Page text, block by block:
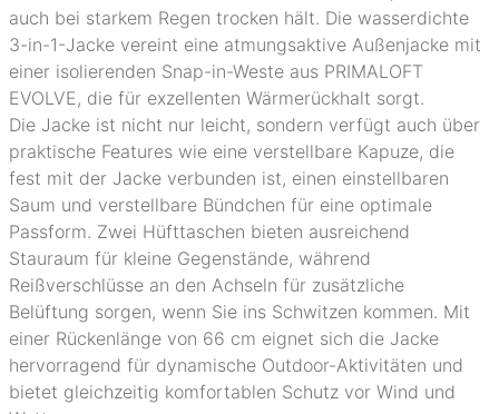
auch bei starkem Regen trocken hält. Die wasserdichte
3-in-1-Jacke vereint eine atmungsaktive Außenjacke mit
einer isolierenden Snap-in-Weste aus PRIMALOFT
EVOLVE, die für exzellenten Wärmerückhalt sorgt.
Die Jacke ist nicht nur leicht, sondern verfügt auch über
praktische Features wie eine verstellbare Kapuze, die
fest mit der Jacke verbunden ist, einen einstellbaren
Saum und verstellbare Bündchen für eine optimale
Passform. Zwei Hüfttaschen bieten ausreichend
Stauraum für kleine Gegenstände, während
Reißverschlüsse an den Achseln für zusätzliche
Belüftung sorgen, wenn Sie ins Schwitzen kommen. Mit
einer Rückenlänge von 66 cm eignet sich die Jacke
hervorragend für dynamische Outdoor-Aktivitäten und
bietet gleichzeitig komfortablen Schutz vor Wind und